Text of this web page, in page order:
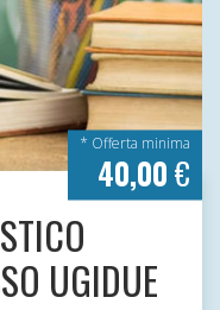
* Offerta minima
40,00€
UGIDUE